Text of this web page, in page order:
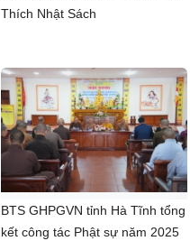
Thích Nhật Sách
BTS GHPGVN tỉnh Hà Tĩnh tổng
kết công tác Phật sự năm 2025